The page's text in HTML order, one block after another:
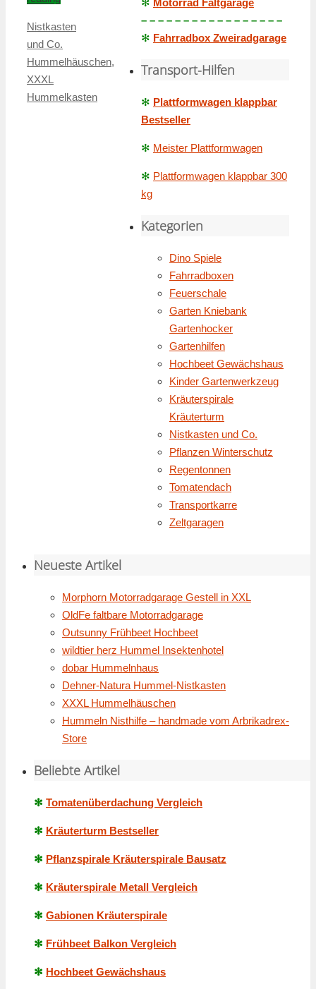
Nistkasten
und Co.
Hummelhäuschen,
XXXL
Hummelkasten
✻ Motorrad Faltgarage
– – – – – – – – – – – – – – – – –
✻ Fahrradbox Zweiradgarage
Transport-Hilfen
✻ Plattformwagen klappbar
Bestseller
✻ Meister Plattformwagen
✻ Plattformwagen klappbar 300
kg
Kategorien
Dino Spiele
Fahrradboxen
Feuerschale
Garten Kniebank
Gartenhocker
Gartenhilfen
Hochbeet Gewächshaus
Kinder Gartenwerkzeug
Kräuterspirale
Kräuterturm
Nistkasten und Co.
Pflanzen Winterschutz
Regentonnen
Tomatendach
Transportkarre
Zeltgaragen
Neueste Artikel
Morphorn Motorradgarage Gestell in XXL
OldFe faltbare Motorradgarage
Outsunny Frühbeet Hochbeet
wildtier herz Hummel Insektenhotel
dobar Hummelnhaus
Dehner-Natura Hummel-Nistkasten
XXXL Hummelhäuschen
Hummeln Nisthilfe – handmade vom Arbrikadrex-
Store
Beliebte Artikel
✻ Tomatenüberdachung Vergleich
✻ Kräuterturm Bestseller
✻ Pflanzspirale Kräuterspirale Bausatz
✻ Kräuterspirale Metall Vergleich
✻ Gabionen Kräuterspirale
✻ Frühbeet Balkon Vergleich
✻ Hochbeet Gewächshaus